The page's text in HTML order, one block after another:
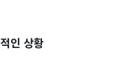
인 상황